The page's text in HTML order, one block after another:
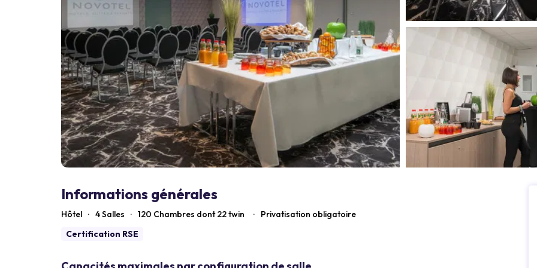
Informations générales
Hôtel · 4 Salles · 120 Chambres dont 22 twin ·
Privatisation obligatoire
Certification RSE